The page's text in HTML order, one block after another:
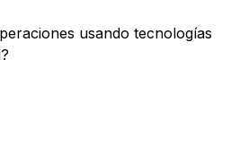
usando tecnologías